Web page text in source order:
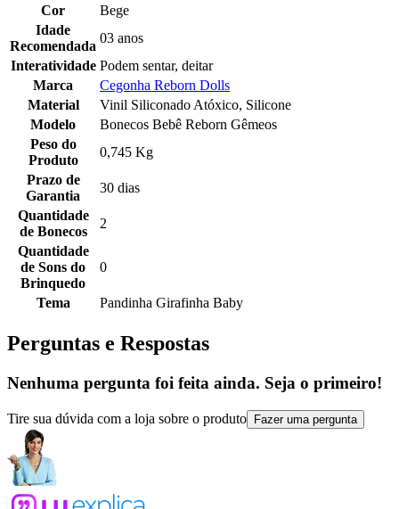
Cor
Bege
Idade
Recomendada
03 anos
Interatividade Podem sentar, deitar
Marca
Cegonha Reborn Dolls
Material
Vinil Siliconado Atóxico, Silicone
Modelo
Bonecos Bebê Reborn Gêmeos
Peso do
Produto
0,745 Kg
Prazo de
Garantia
30 dias
Quantidade
de Bonecos
2
Quantidade
de Sons do
Brinquedo
0
Tema Pandinha Girafinha Baby
Perguntas e Respostas
Nenhuma pergunta foi feita ainda. Seja o primeiro!
Tire sua dúvida com a loja sobre o produto Fazer uma pergunta